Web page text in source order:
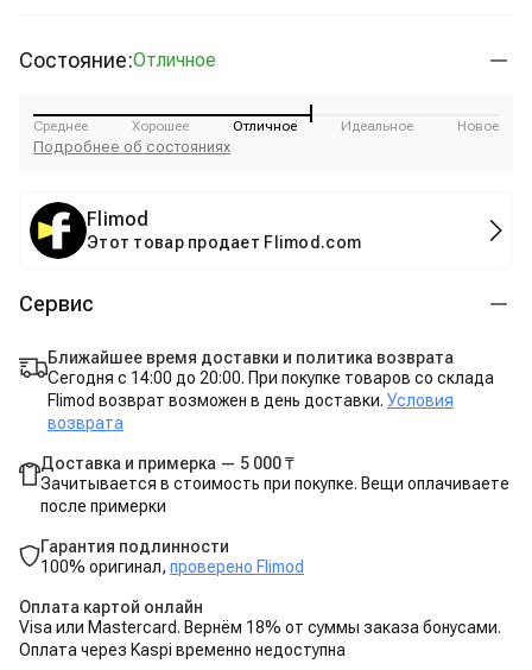
Состояние:Отличное
Среднее Хорошее Отличное Идеальное Новое
Подробнее об состояниях
Flimod
Этот товар продает Flimod.com
Сервис
Ближайшее время доставки и политика возврата
Сегодня с 14:00 до 20:00. При покупке товаров со склада
Flimod возврат возможен в день доставки. Условия
возврата
Доставка и примерка — 5 000 ₸
Зачитывается в стоимость при покупке. Вещи оплачиваете
после примерки
Гарантия подлинности
100% оригинал, проверено Flimod
Оплата картой онлайн
Visa или Mastercard. Вернём 18% от суммы заказа бонусами.
Оплата через Kaspi временно недоступна